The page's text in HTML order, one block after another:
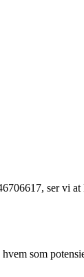
ser vi
som